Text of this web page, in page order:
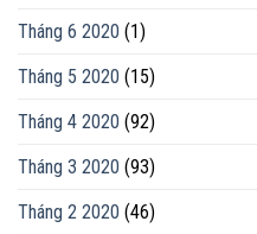
Tháng 6 2020 (1)
Tháng 5 2020 (15)
Tháng 4 2020 (92)
Tháng 3 2020 (93)
Tháng 2 2020 (46)